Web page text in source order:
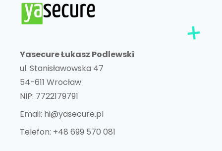
Yasecure Łukasz Podlewski
ul. Stanisławowska 47
54-611 Wrocław
NIP: 7722179791
Email: hi@yasecure.pl
Telefon: +48 699 570 081